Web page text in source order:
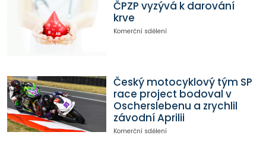
ČPZP vyzývá k darování
krve
Komerční sdělení
Český motocyklový tým SP
race project bodoval v
Oscherslebenu a zrychlil
závodní Aprilii
Komerční sdělení